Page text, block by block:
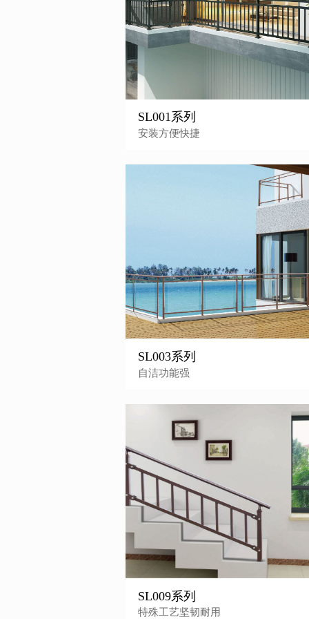
整
SL001系列
安装方便快捷
SL003系列
自洁功能强
SL009系列
特殊工艺坚韧耐用